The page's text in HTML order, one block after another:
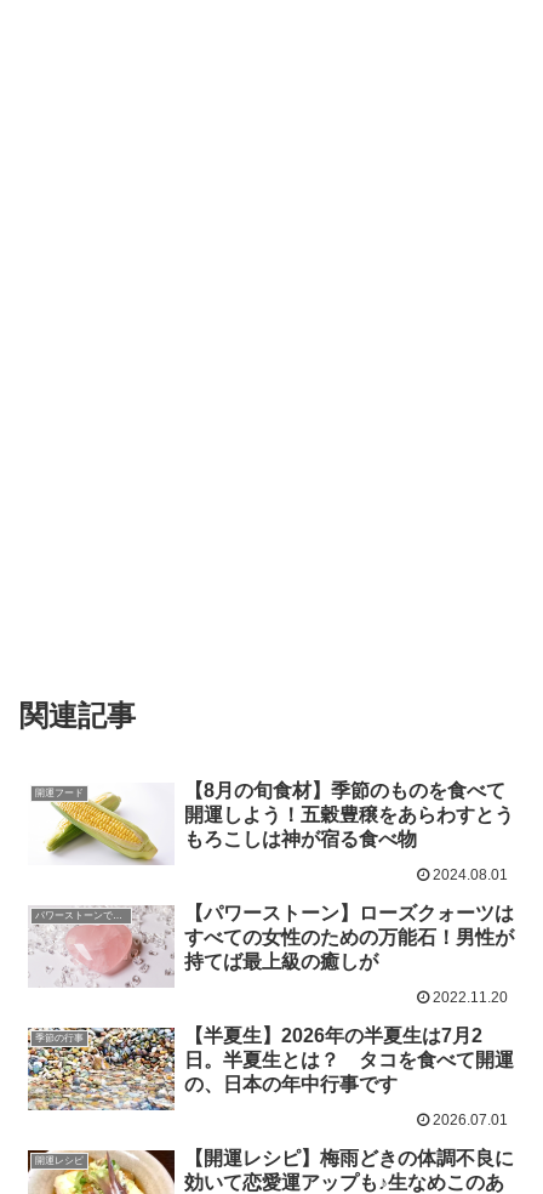
関連記事
開運フード
【8月の旬食材】季節のものを食べて
開運しよう！五穀豊穣をあらわすとう
もろこしは神が宿る食べ物
2024.08.01
パワーストーンで開運
【パワーストーン】ローズクォーツは
すべての女性のための万能石！男性が
持てば最上級の癒しが
2022.11.20
季節の行事
【半夏生】2026年の半夏生は7月2
日。半夏生とは？ タコを食べて開運
の、日本の年中行事です
2026.07.01
開運レシピ
【開運レシピ】梅雨どきの体調不良に
効いて恋愛運アップも♪生なめこのあ